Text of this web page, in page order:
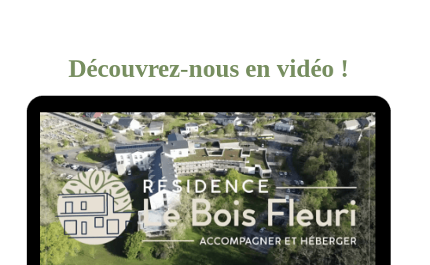
Découvrez-nous en vidéo !